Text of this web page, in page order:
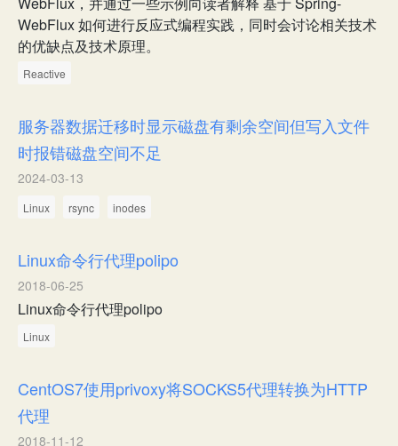
WebFlux 如何进行反应式编程实践，同时会讨论相关技术
的优缺点及技术原理。
Reactive
服务器数据迁移时显示磁盘有剩余空间但写入文件
时报错磁盘空间不足
2024-03-13
Linux rsync inodes
Linux命令行代理polipo
2018-06-25
Linux命令行代理polipo
Linux
CentOS7使用privoxy将SOCKS5代理转换为HTTP
代理
2018-11-12